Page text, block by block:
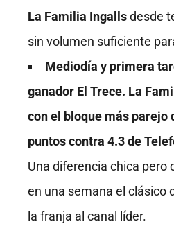
La Familia Ingallsdesde
sin volumen suficiente
Mediodía y primera
ganador El Trece. La
con el bloque más parejo
puntos contra 4.3 de
Una diferencia chica pero
en una semana el clásico
la franja al canal líder.